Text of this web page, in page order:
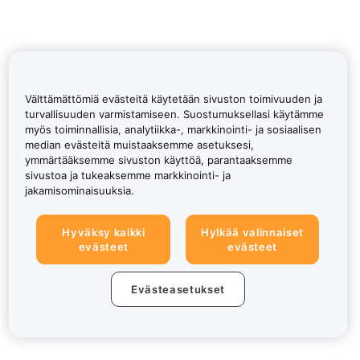
Välttämättömiä evästeitä käytetään sivuston toimivuuden ja
turvallisuuden varmistamiseen. Suostumuksellasi käytämme
myös toiminnallisia, analytiikka-, markkinointi- ja sosiaalisen
median evästeitä muistaaksemme asetuksesi,
ymmärtääksemme sivuston käyttöä, parantaaksemme
sivustoa ja tukeaksemme markkinointi- ja
jakamisominaisuuksia.
Hyväksy kaikki
evästeet
Hylkää valinnaiset
evästeet
Evästeasetukset